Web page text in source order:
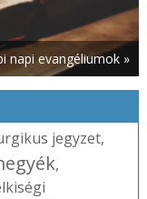
napi evangéliumok »
jegyzet,
,